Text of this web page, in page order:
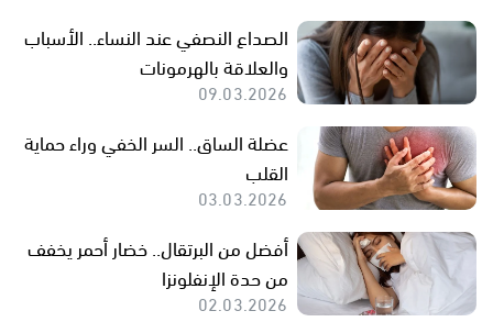
الصداع النصفي عند النساء.. الأسباب
والعلاقة بالهرمونات
09.03.2026
عضلة الساق.. السر الخفي وراء حماية
القلب
03.03.2026
أفضل من البرتقال.. خضار أحمر يخفف
من حدة الإنفلونزا
02.03.2026